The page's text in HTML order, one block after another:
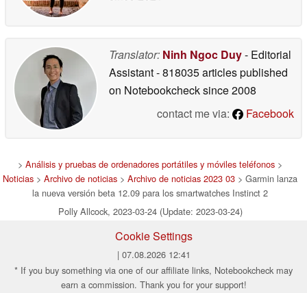
Translator: Ninh Ngoc Duy- Editorial
Assistant- 818035 articles published
on Notebookchecksince 2008
contact me via:
Facebook
> Análisis y pruebas de ordenadores portátiles y móviles teléfonos >
Noticias > Archivo de noticias > Archivo de noticias 2023 03 > Garmin lanza
la nueva versión beta 12.09 para los smartwatches Instinct 2
Polly Allcock, 2023-03-24 (Update: 2023-03-24)
Cookie Settings
| 07.08.2026 12:41
* If you buy something via one of our affiliate links, Notebookcheck may
earn a commission. Thank you for your support!